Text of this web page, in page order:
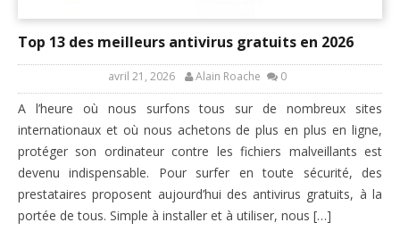
Top 13 des meilleurs antivirus gratuits en 2026
avril 21, 2026 Alain Roache 0
A l’heure où nous surfons tous sur de nombreux sites
internationaux et où nous achetons de plus en plus en ligne,
protéger son ordinateur contre les fichiers malveillants est
devenu indispensable. Pour surfer en toute sécurité, des
prestataires proposent aujourd’hui des antivirus gratuits, à la
portée de tous. Simple à installer et à utiliser, nous […]